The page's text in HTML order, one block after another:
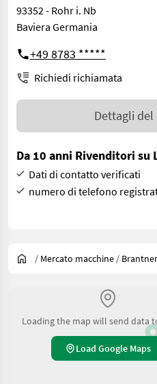
93352 - Rohr i. Nb
Baviera Germania
+49 8783 *****
Richiedi richiamata
Dettagli
Da 10 anni Rivenditori su
Dati di contatto verificati
numero di telefono
/ Mercato macchine / Brantner
Loading the map will send data
Load Google Maps